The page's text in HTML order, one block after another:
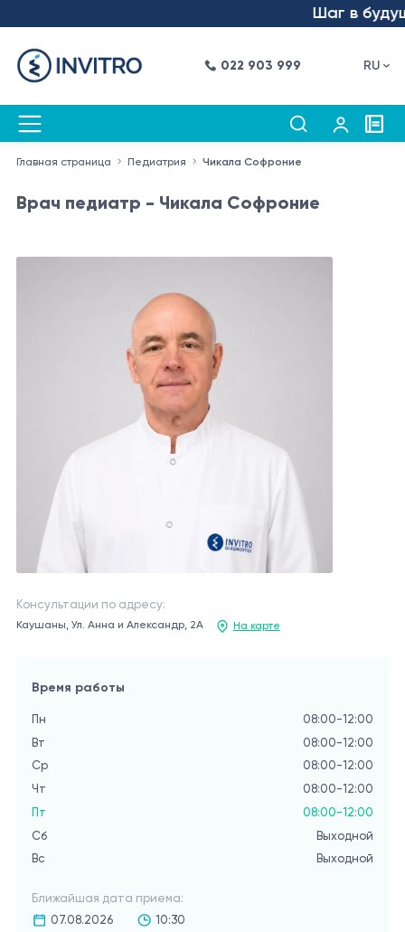
Шаг в
022 903 999 RU
Главная страница Педиатрия Чикала Софроние
Врач педиатр - Чикала Софроние
Консультации по адресу:
Каушаны, Ул. Анна и Александр, 2А На карте
Время работы
Пн
08:00-12:00
Вт
08:00-12:00
Ср
08:00-12:00
Чт
08:00-12:00
Пт
08:00-12:00
Сб
Выходной
Вс
Выходной
Ближайшая дата приема:
07.08.2026
10:30